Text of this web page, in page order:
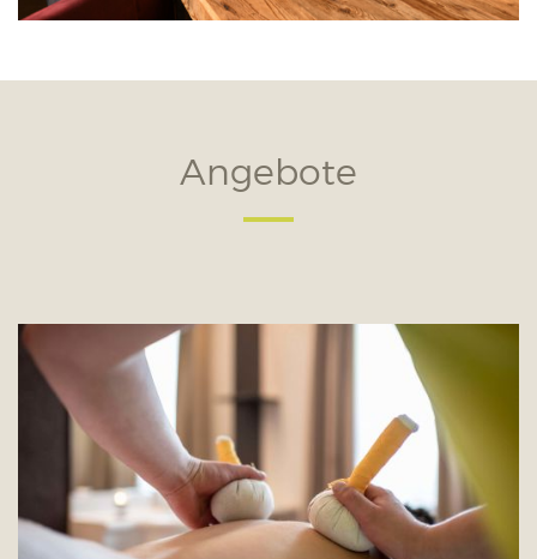
Angebote